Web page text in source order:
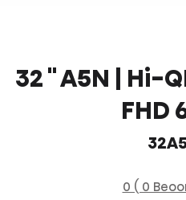
32 '' A5N | Hi-
FHD
0 ( 0